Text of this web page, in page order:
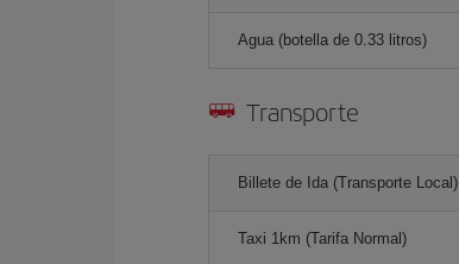
Agua (botella de 0.33 litros)
Transporte
Billete de Ida (Transporte Local)
Taxi 1km (Tarifa Normal)